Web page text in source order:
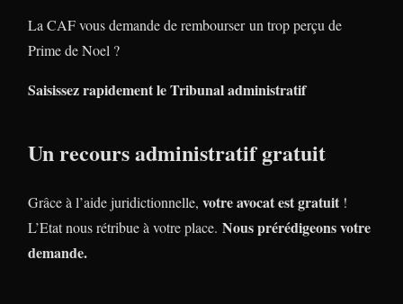
La CAF vous demande de rembourser un trop perçu de
Prime de Noel ?
Saisissez rapidement le Tribunal administratif
Un recours administratif gratuit
Grâce à l’aide juridictionnelle, votre avocat est gratuit !
L’Etat nous rétribue à votre place. Nous prérédigeons votre
demande.